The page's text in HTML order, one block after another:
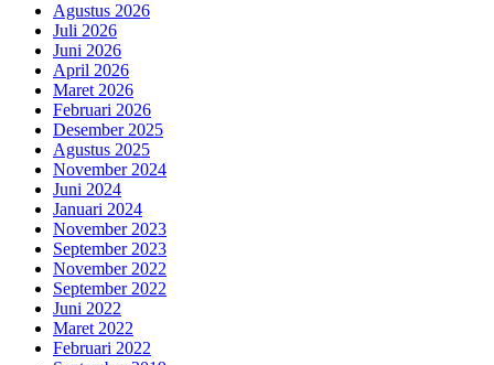
Agustus 2026
Juli 2026
Juni 2026
April 2026
Maret 2026
Februari 2026
Desember 2025
Agustus 2025
November 2024
Juni 2024
Januari 2024
November 2023
September 2023
November 2022
September 2022
Juni 2022
Maret 2022
Februari 2022